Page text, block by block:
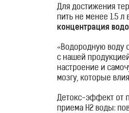
Для достижения
пить не менее 1.5 л
концентрация
«Водородную воду
с нашей
настроение и
мозгу, которые
Детокс-эффект от
приема H2 воды: